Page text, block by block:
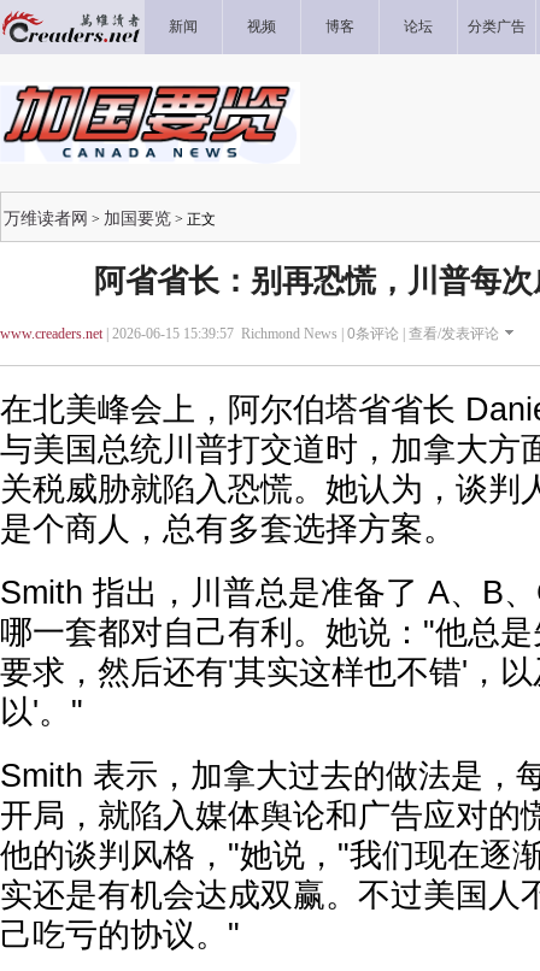
新闻 视频 博客 论坛 分类广告
万维读者网 > 加国要览 > 正文
阿省省长：别再恐慌，川普每
www.creaders.net| 2026-06-15 15:39:57 Richmond News | 0条评论 | 查看/发表评论
在北美峰会上，阿尔伯塔省省长
与美国总统川普打交道时，加拿大方
关税威胁就陷入恐慌。她认为，谈判
是个商人，总有多套选择方案。
Smith 指出，川普总是准备了 A、B
哪一套都对自己有利。她说："他总
要求，然后还有'其实这样也不错'，
以'。"
Smith 表示，加拿大过去的做法是，
开局，就陷入媒体舆论和广告应对的
他的谈判风格，"她说，"我们现在逐
实还是有机会达成双赢。不过美国人
己吃亏的协议。"